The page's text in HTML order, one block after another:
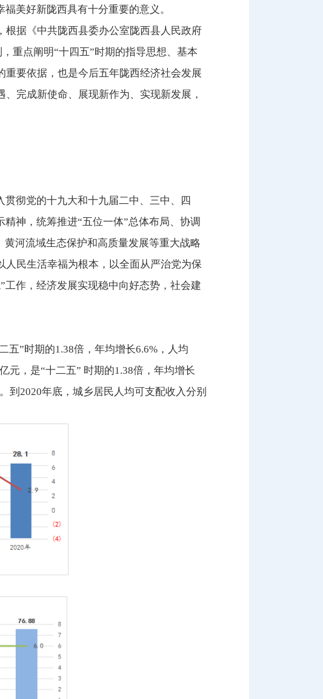
美好新陇西具有十分重要的意义。
根据《中共陇西县委办公室陇西县人民政府
重点阐明“十四五”时期的指导思想、基本
要依据，也是今后五年陇西经济社会发展
完成新使命、展现新作为、实现新发展，
彻党的十九大和十九届二中、三中、四
神，统筹推进“五位一体”总体布局、协调
河流域生态保护和高质量发展等重大战略
民生活幸福为根本，以全面从严治党为保
作，经济发展实现稳中向好态势，社会建
五”时期的1.38倍，年均增长6.6%，人均
元，是“十二五” 时期的1.38倍，年均增长
到2020年底，城乡居民人均可支配收入分别